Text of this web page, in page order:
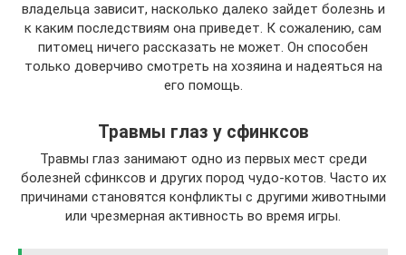
владельца зависит, насколько далеко зайдет болезнь и
к каким последствиям она приведет. К сожалению, сам
питомец ничего рассказать не может. Он способен
только доверчиво смотреть на хозяина и надеяться на
его помощь.
Травмы глаз у сфинксов
Травмы глаз занимают одно из первых мест среди
болезней сфинксов и других пород чудо-котов. Часто их
причинами становятся конфликты с другими животными
или чрезмерная активность во время игры.